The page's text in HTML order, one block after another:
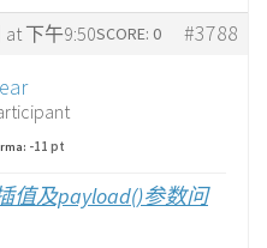
下午9:50 #3788
SCORE: 0
-11 pt
值及payload()参数问